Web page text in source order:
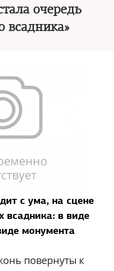
очередь
всадника»
с ума, на сцене
всадника: в виде
монумента
повернуты к